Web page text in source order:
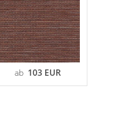
ab 103 EUR